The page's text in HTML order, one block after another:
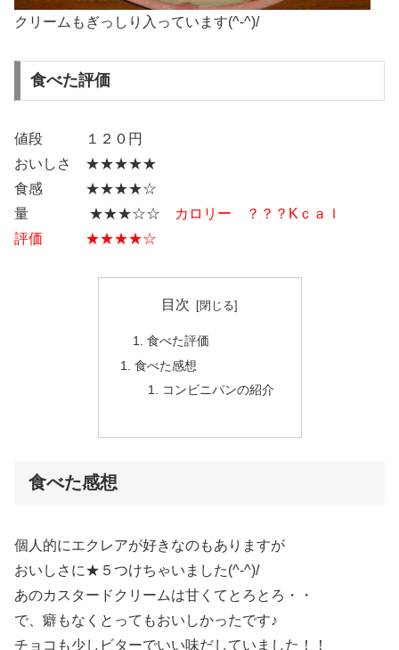
クリームもぎっしり入っています(^-^)/
食べた評価
値段 １２０円
おいしさ ★★★★★
食感 ★★★★☆
量 ★★★☆☆
カロリー ？？？Kｃａｌ
評価 ★★★★☆
目次
食べた評価
食べた感想
コンビニパンの紹介
食べた感想
個人的にエクレアが好きなのもありますが
おいしさに★５つけちゃいました(^-^)/
あのカスタードクリームは甘くてとろとろ・・
で、癖もなくとってもおいしかったです♪
チョコも少しビターでいい味だしていました！！